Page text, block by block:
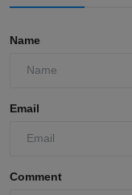
Name
Email
Comment